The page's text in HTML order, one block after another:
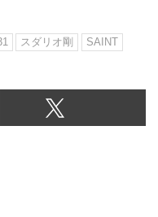
スダリオ剛
SAINT